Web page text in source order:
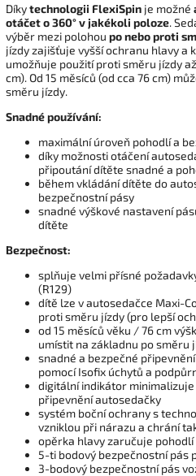
Díkytechnologii FlexiSpin je možné
otáčet o 360° v jakékoli poloze.
výběr mezi polohou po nebo proti
jízdy zajišťuje vyšší ochranu hlavy a
umožňuje použití proti směru jízdy
cm). Od 15 měsíců (od cca 76 cm)
směru jízdy.
Snadné používání:
maximální úroveň pohodlí a
díky možnosti otáčení
připoutání dítěte snadné a
během vkládání dítěte do
bezpečnostní pásy
snadné výškové nastavení
dítěte
Bezpečnost:
splňuje velmi přísné
(R129)
dítě lze v autosedačce Maxi-
proti směru jízdy (pro lepší
od 15 měsíců věku / 76 cm
umístit na základnu po směru
snadné a bezpečné
pomocí Isofix úchytů a
digitální indikátor
připevnění autosedačky
systém boční ochrany s
vzniklou při nárazu a chrání
opěrka hlavy zaručuje
5-ti bodový bezpečnostní pás
3-bodový bezpečnostní pás